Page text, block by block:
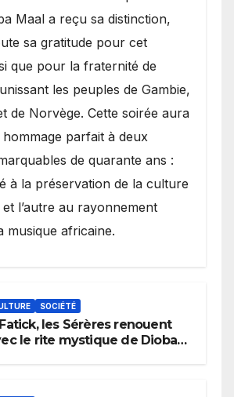
Maal a reçu sa distinction,
sa gratitude pour cet
que pour la fraternité de
les peuples de Gambie,
de Norvège. Cette soirée aura
parfait à deux
de quarante ans :
à la préservation de la culture
l’autre au rayonnement
musique africaine.
SOCIÉTÉ
les Sérères renouent
le rite mystique de Diobaye